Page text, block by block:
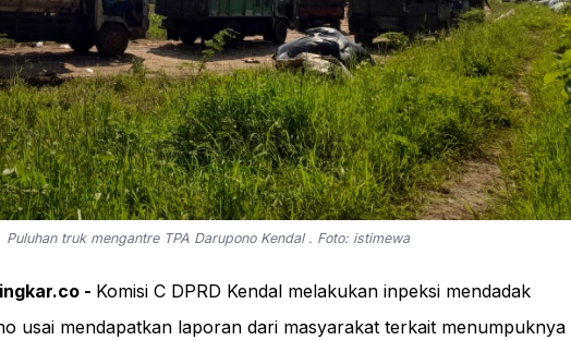
Puluhan truk mengantre TPA Darupono Kendal . Foto: istimewa
- Komisi C DPRD Kendal melakukan inpeksi mendadak
usai mendapatkan laporan dari masyarakat terkait menumpuknya